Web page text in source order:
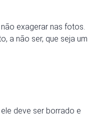
exagerar nas fotos.
a não ser, que seja um
deve ser borrado e